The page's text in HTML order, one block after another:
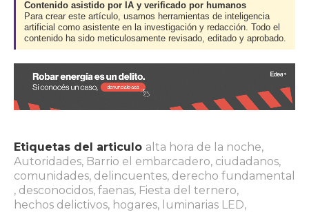
Contenido asistido por IA y verificado por humanos
Para crear este artículo, usamos herramientas de inteligencia
artificial como asistente en la investigación y redacción. Todo el
contenido ha sido meticulosamente revisado, editado y aprobado.
Etiquetas del articulo alta hora de la noche,
Autoridades, Barrio el embarcadero, ciudadanos,
comunidades, delincuentes, derecho fundamental
, desconocidos, faenas, Fiesta del ternero,
hechos delictivos, hogares, luminarias LED,